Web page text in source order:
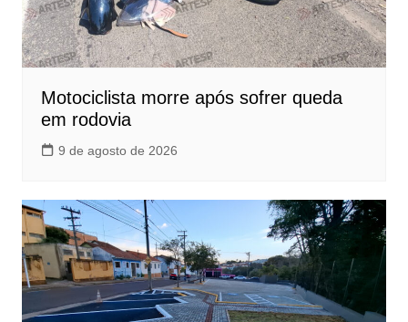
Motociclista morre após sofrer queda
em rodovia
9 de agosto de 2026